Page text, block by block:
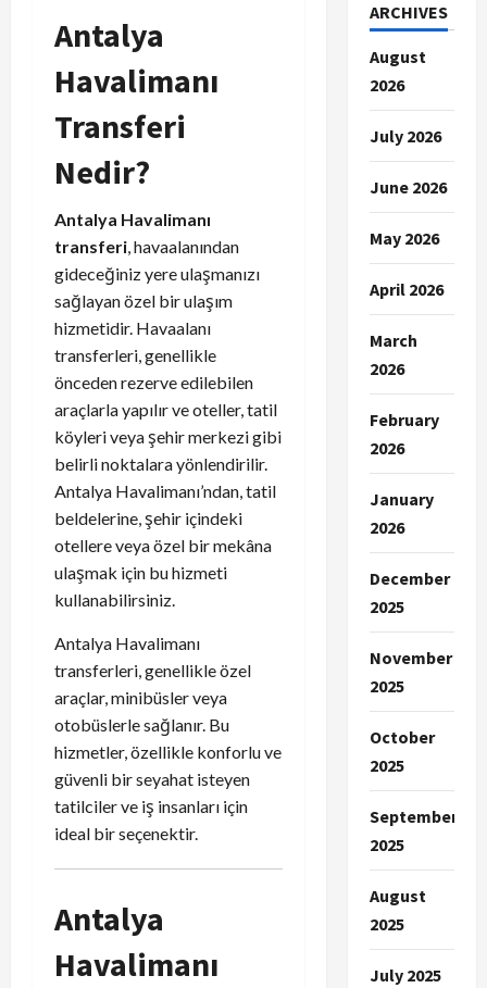
Antalya
Havalimanı
Transferi
Nedir?
Antalya Havalimanı
transferi, havaalanından
gideceğiniz yere ulaşmanızı
sağlayan özel bir ulaşım
hizmetidir. Havaalanı
transferleri, genellikle
önceden rezerve edilebilen
araçlarla yapılır ve oteller, tatil
köyleri veya şehir merkezi gibi
belirli noktalara yönlendirilir.
Antalya Havalimanı’ndan, tatil
beldelerine, şehir içindeki
otellere veya özel bir mekâna
ulaşmak için bu hizmeti
kullanabilirsiniz.
Antalya Havalimanı
transferleri, genellikle özel
araçlar, minibüsler veya
otobüslerle sağlanır. Bu
hizmetler, özellikle konforlu ve
güvenli bir seyahat isteyen
tatilciler ve iş insanları için
ideal bir seçenektir.
Antalya
Havalimanı
ARCHIVES
August
2026
July 2026
June 2026
May 2026
April 2026
March
2026
February
2026
January
2026
December
2025
November
2025
October
2025
September
2025
August
2025
July 2025